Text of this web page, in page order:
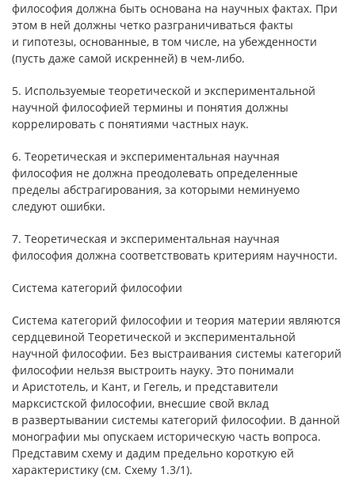
философия должна быть основана на научных фактах. При
этом в ней должны четко разграничиваться факты
и гипотезы, основанные, в том числе, на убежденности
(пусть даже самой искренней) в чем-либо.
5. Используемые теоретической и экспериментальной
научной философией термины и понятия должны
коррелировать с понятиями частных наук.
6. Теоретическая и экспериментальная научная
философия не должна преодолевать определенные
пределы абстрагирования, за которыми неминуемо
следуют ошибки.
7. Теоретическая и экспериментальная научная
философия должна соответствовать критериям научности.
Система категорий философии
Система категорий философии и теория материи являются
сердцевиной Теоретической и экспериментальной
научной философии. Без выстраивания системы категорий
философии нельзя выстроить науку. Это понимали
и Аристотель, и Кант, и Гегель, и представители
марксистской философии, внесшие свой вклад
в развертывании системы категорий философии. В данной
монографии мы опускаем историческую часть вопроса.
Представим схему и дадим предельно короткую ей
характеристику (см. Схему 1.3/1).